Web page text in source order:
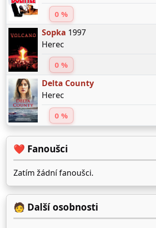
0 %
Sopka 1997
Herec
0 %
Delta County
Herec
0 %
❤️ Fanoušci
Zatím žádní fanoušci.
🧑 Další osobnosti